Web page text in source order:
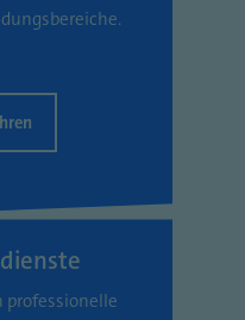
professionelle